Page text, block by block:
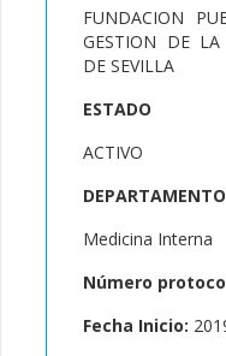
FUNDACION
GESTION DE LA
DE SEVILLA
ESTADO
ACTIVO
DEPARTAMENTO
Medicina Interna
Número
Fecha Inicio: